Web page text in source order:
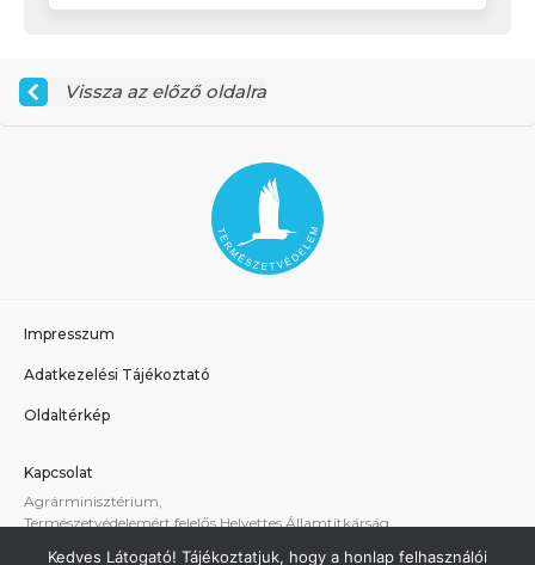
Vissza az előző oldalra
Impresszum
Adatkezelési Tájékoztató
Oldaltérkép
Kapcsolat
Agrárminisztérium,
Természetvédelemért felelős Helyettes Államtitkárság
Kedves Látogató! Tájékoztatjuk, hogy a honlap felhasználói